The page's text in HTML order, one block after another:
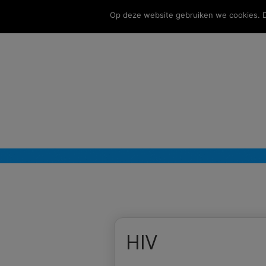
HIV
Op deze website gebruiken we cookies.